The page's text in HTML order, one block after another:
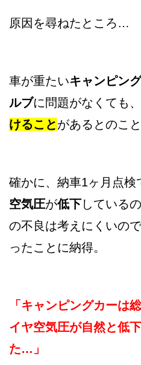
原因を尋ねたところ…
車が重たいキャンピン
ルブに問題がなくても、
けることがあるとのこ
確かに、納車1ヶ月点検
空気圧が低下している
の不良は考えにくいので
ったことに納得。
「キャンピングカーは
イヤ空気圧が自然と低
た…」